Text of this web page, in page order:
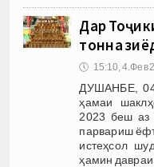
Дар
тонна
🕔 15:10, 4.Фев
ДУШАНБЕ,
ҳамаи
2023 беш аз
парвариш
истеҳсол
ҳамин